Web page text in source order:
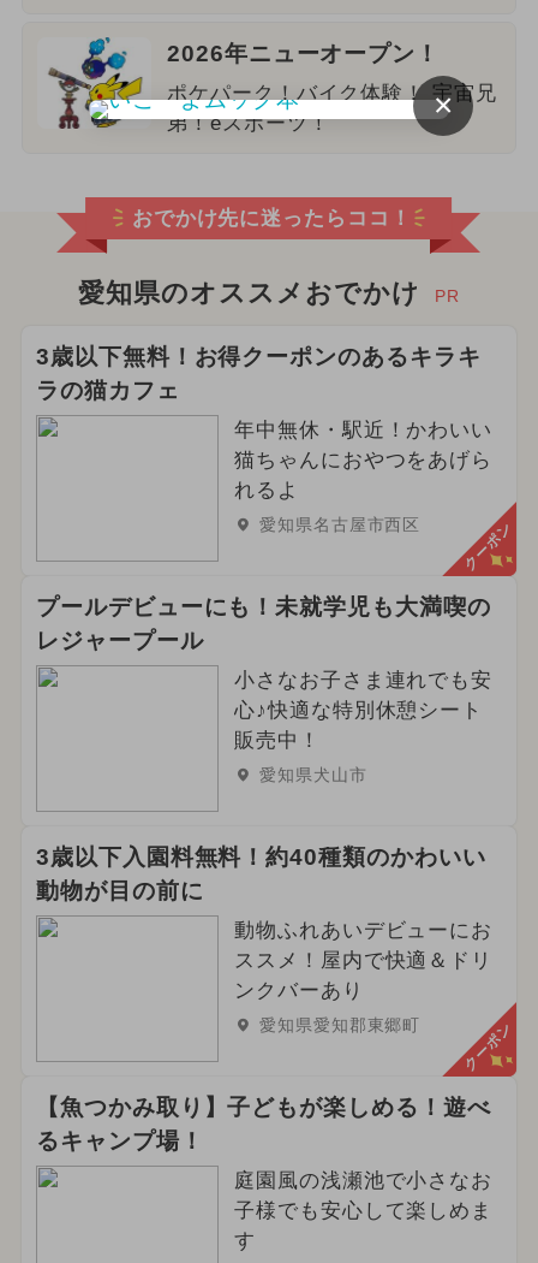
2026年ニューオープン！
ポケパーク！バイク体験！ 宇宙兄
弟！eスポーツ！
おでかけ先に迷ったらココ！
愛知県のオススメおでかけ PR
3歳以下無料！お得クーポンのあるキラキ
ラの猫カフェ
年中無休・駅近！かわいい
猫ちゃんにおやつをあげら
れるよ
愛知県名古屋市西区 クーポン
プールデビューにも！未就学児も大満喫の
レジャープール
小さなお子さま連れでも安
心♪快適な特別休憩シート
販売中！
愛知県犬山市
3歳以下入園料無料！約40種類のかわいい
動物が目の前に
動物ふれあいデビューにお
ススメ！屋内で快適＆ドリ
ンクバーあり
愛知県愛知郡東郷町 クーポン
【魚つかみ取り】子どもが楽しめる！遊べ
るキャンプ場！
庭園風の浅瀬池で小さなお
子様でも安心して楽しめま
す
×